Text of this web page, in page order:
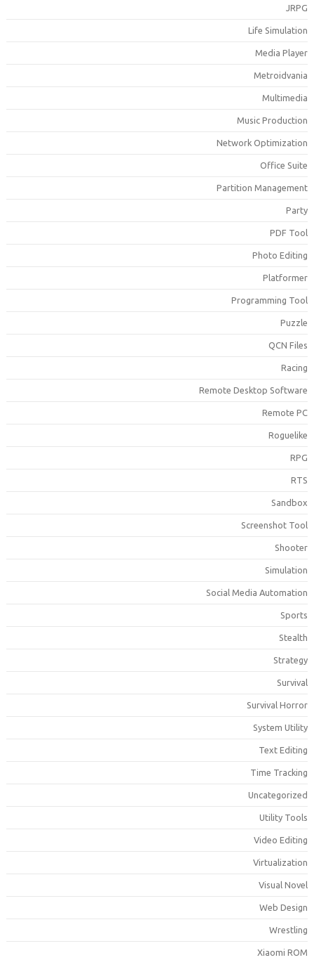
Life
Media
Music
Network
Office
Partition
PDF
Photo
Programming
QCN
Remote Desktop
Remote
Screenshot
Social Media
Survival
System
Text
Time
Utility
Video
Visual
Web
Xiaomi